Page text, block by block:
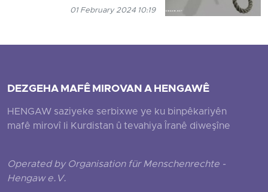
01 February 2024 10:19
DEZGEHA MAFÊ MIROVAN A HENGAWÊ
HENGAW saziyeke serbixwe ye ku binpêkariyên
mafê mirovî li Kurdistan û tevahiya Îranê diweşîne
Operated by Organisation für Menschenrechte -
Hengaw e.V.